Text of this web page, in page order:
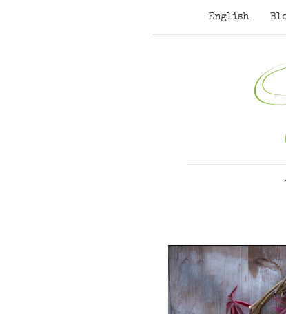
English